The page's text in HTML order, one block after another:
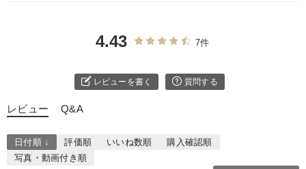
4.43 7件
レビューを書く 質問する
レビュー Q&A
日付順 ↓ 評価順 いいね数順
購入確認順
写真・動画付き順